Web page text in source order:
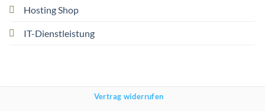
Hosting Shop
IT-Dienstleistung
Vertrag widerrufen